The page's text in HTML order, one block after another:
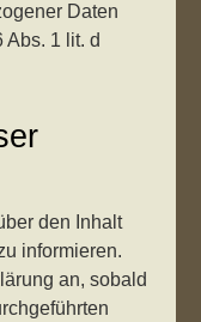
Daten
Abs. 1 lit. d
den Inhalt
informieren.
an, sobald